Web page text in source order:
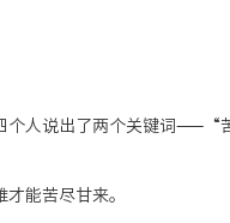
个人说出了两个关键词—— “
能苦尽甘来。